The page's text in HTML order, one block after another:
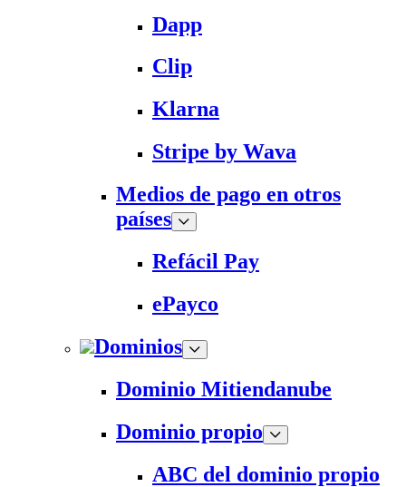
Dapp
Clip
Klarna
Stripe by Wava
Medios de pago en otros
países
Refácil Pay
ePayco
Dominios
Dominio Mitiendanube
Dominio propio
ABC del dominio propio